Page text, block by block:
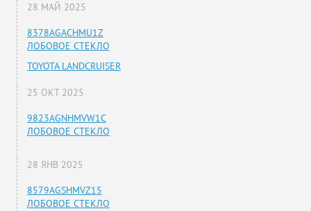
28 МАЙ 2025
8378AGACHMU1Z
ЛОБОВОЕ СТЕКЛО
TOYOTA LANDCRUISER
25 ОКТ 2025
9823AGNHMVW1C
ЛОБОВОЕ СТЕКЛО
28 ЯНВ 2025
8579AGSHMVZ15
ЛОБОВОЕ СТЕКЛО